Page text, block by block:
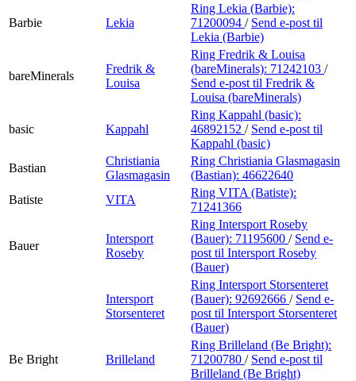
Barbie Lekia
Ring Lekia (Barbie):
71200094 / Send e-post til
Lekia (Barbie)
bareMinerals
Fredrik &
Louisa
Ring Fredrik & Louisa
(bareMinerals): 71242103 /
Send e-post til Fredrik &
Louisa (bareMinerals)
basic Kappahl
Ring Kappahl (basic):
46892152 / Send e-post til
Kappahl (basic)
Bastian
Christiania
Glasmagasin
Ring Christiania Glasmagasin
(Bastian): 46622640
Batiste
VITA
Ring VITA (Batiste):
71241366
Bauer
Intersport
Roseby
Ring Intersport Roseby
(Bauer): 71195600 / Send e-
post til Intersport Roseby
(Bauer)
Intersport
Storsenteret
Ring Intersport Storsenteret
(Bauer): 92692666 / Send e-
post til Intersport Storsenteret
(Bauer)
Be Bright Brilleland
Ring Brilleland (Be Bright):
71200780 / Send e-post til
Brilleland (Be Bright)